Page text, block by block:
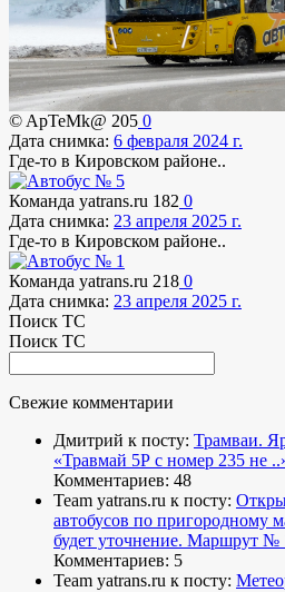
© ApTeMk@ 205 0
Дата снимка: 6 февраля 2024 г.
Где-то в Кировском районе..
Команда yatrans.ru 182 0
Дата снимка: 23 апреля 2025 г.
Где-то в Кировском районе..
Команда yatrans.ru 218 0
Дата снимка: 23 апреля 2025 г.
Поиск ТС
Поиск ТС
Свежие комментарии
Дмитрий к посту: Трамваи.
«Травмай 5Р с номер 235 не
Комментариев: 48
Team yatrans.ru к посту:
автобусов по пригородному
будет уточнение. Маршрут №
Комментариев: 5
Team yatrans.ru к посту: